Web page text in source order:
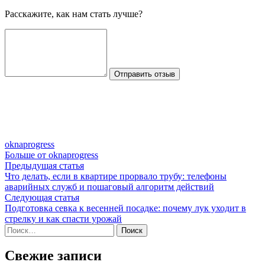
Расскажите, как нам стать лучше?
Отправить отзыв
oknaprogress
Больше от oknaprogress
Навигация
по
записям
Предыдущая статьяПредыдущая
статья:
Что делать, если в квартире прорвало трубу: телефоны
аварийных служб и пошаговый алгоритм действий
Следующая статьяСледующая
статья:
Подготовка севка к весенней посадке: почему лук уходит в
стрелку и как спасти урожай
Найти:
Свежие записи